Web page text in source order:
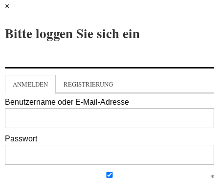
×
Bitte loggen Sie sich ein
ANMELDEN REGISTRIERUNG
Benutzername oder E-Mail-Adresse
Passwort